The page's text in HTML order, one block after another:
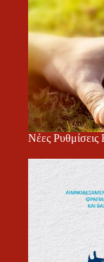
Νέες